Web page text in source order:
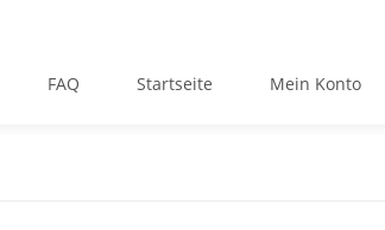
FAQ Startseite Mein Konto